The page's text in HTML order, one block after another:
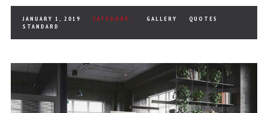
JANUARY 1, 2019 CATEGORY : GALLERY
QUOTES
STANDARD